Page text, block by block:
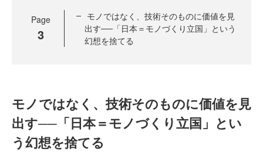
Page
3
モノではなく、技術そのものに価値を見
出す──「日本＝モノづくり立国」という
幻想を捨てる
モノではなく、技術そのものに価値を見
出す──「日本＝モノづくり立国」とい
う幻想を捨てる